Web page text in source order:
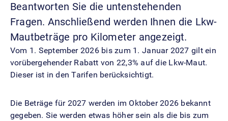
Beantworten Sie die untenstehenden
Fragen. Anschließend werden Ihnen die Lkw-
Mautbeträge pro Kilometer angezeigt.
Vom 1. September 2026 bis zum 1. Januar 2027 gilt ein
vorübergehender Rabatt von 22,3% auf die Lkw-Maut.
Dieser ist in den Tarifen berücksichtigt.
Die Beträge für 2027 werden im Oktober 2026 bekannt
gegeben. Sie werden etwas höher sein als die bis zum